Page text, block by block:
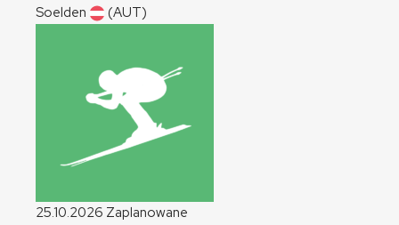
Soelden
(AUT)
25.10.2026 Zaplanowane